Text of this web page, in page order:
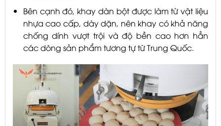
Bên cạnh đó, khay dàn bột được làm từ vật liệu
nhựa cao cấp, dày dặn, nên khay có khả năng
chống dính vượt trội và độ bền cao hơn hẳn
các dòng sản phẩm tương tự từ Trung Quốc.